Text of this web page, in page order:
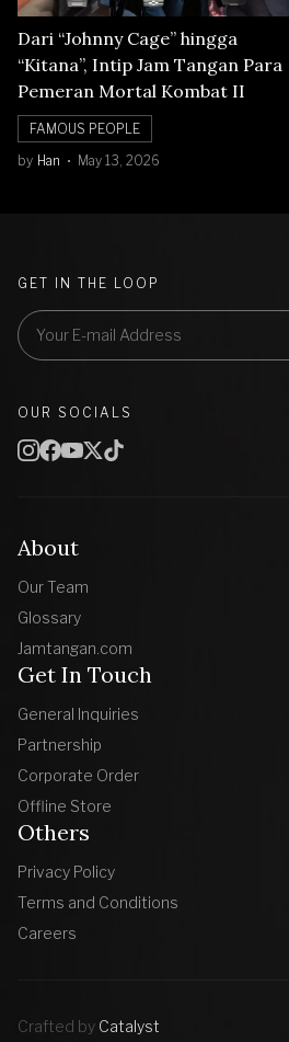
Dari “Johnny Cage” hingga
“Kitana”, Intip Jam Tangan Para
Pemeran Mortal Kombat II
FAMOUS PEOPLE
by Han May 13, 2026
About
Our Team
Glossary
Jamtangan.com
Get In Touch
General Inquiries
Partnership
Corporate Order
Offline Store
Others
Privacy Policy
Terms and Conditions
Careers
GET IN THE LOOP
OUR SOCIALS
Crafted by Catalyst